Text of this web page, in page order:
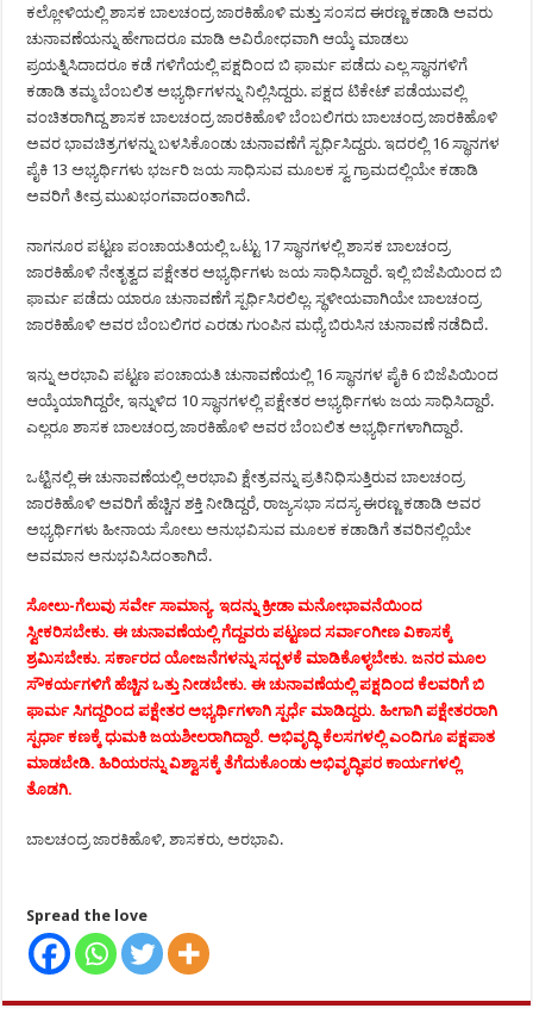
ಕಲ್ಲೋಳಿಯಲ್ಲಿ ಶಾಸಕ ಬಾಲಚಂದ್ರ ಜಾರಕಿಹೊಳಿ ಮತ್ತು ಸಂಸದ ಈರಣ್ಣ ಕಡಾಡಿ ಅವರು
ಚುನಾವಣೆಯನ್ನು ಹೇಗಾದರೂ ಮಾಡಿ ಅವಿರೋಧವಾಗಿ ಆಯ್ಕೆ ಮಾಡಲು
ಪ್ರಯತ್ನಿಸಿದಾದರೂ ಕಡೆ ಗಳಿಗೆಯಲ್ಲಿ ಪಕ್ಷದಿಂದ ಬಿ ಫಾರ್ಮ ಪಡೆದು ಎಲ್ಲ ಸ್ಥಾನಗಳಿಗೆ
ಕಡಾಡಿ ತಮ್ಮ ಬೆಂಬಲಿತ ಅಭ್ಯರ್ಥಿಗಳನ್ನು ನಿಲ್ಲಿಸಿದ್ದರು. ಪಕ್ಷದ ಟಿಕೇಟ್ ಪಡೆಯುವಲ್ಲಿ
ವಂಚಿತರಾಗಿದ್ದ ಶಾಸಕ ಬಾಲಚಂದ್ರ ಜಾರಕಿಹೊಳಿ ಬೆಂಬಲಿಗರು ಬಾಲಚಂದ್ರ ಜಾರಕಿಹೊಳಿ
ಅವರ ಭಾವಚಿತ್ರಗಳನ್ನು ಬಳಸಿಕೊಂಡು ಚುನಾವಣೆಗೆ ಸ್ಪರ್ಧಿಸಿದ್ದರು. ಇದರಲ್ಲಿ 16 ಸ್ಥಾನಗಳ
ಪೈಕಿ 13 ಅಭ್ಯರ್ಥಿಗಳು ಭರ್ಜರಿ ಜಯ ಸಾಧಿಸುವ ಮೂಲಕ ಸ್ವ ಗ್ರಾಮದಲ್ಲಿಯೇ ಕಡಾಡಿ
ಅವರಿಗೆ ತೀವ್ರ ಮುಖಭಂಗವಾದoತಾಗಿದೆ.
ನಾಗನೂರ ಪಟ್ಟಣ ಪಂಚಾಯತಿಯಲ್ಲಿ ಒಟ್ಟು 17 ಸ್ಥಾನಗಳಲ್ಲಿ ಶಾಸಕ ಬಾಲಚಂದ್ರ
ಜಾರಕಿಹೊಳಿ ನೇತೃತ್ವದ ಪಕ್ಷೇತರ ಅಭ್ಯರ್ಥಿಗಳು ಜಯ ಸಾಧಿಸಿದ್ದಾರೆ. ಇಲ್ಲಿ ಬಿಜೆಪಿಯಿಂದ ಬಿ
ಫಾರ್ಮ ಪಡೆದು ಯಾರೂ ಚುನಾವಣೆಗೆ ಸ್ಪರ್ಧಿಸಿರಲಿಲ್ಲ. ಸ್ಥಳೀಯವಾಗಿಯೇ ಬಾಲಚಂದ್ರ
ಜಾರಕಿಹೊಳಿ ಅವರ ಬೆಂಬಲಿಗರ ಎರಡು ಗುಂಪಿನ ಮಧ್ಯೆ ಬಿರುಸಿನ ಚುನಾವಣೆ ನಡೆದಿದೆ.
ಇನ್ನು ಅರಭಾವಿ ಪಟ್ಟಣ ಪಂಚಾಯತಿ ಚುನಾವಣೆಯಲ್ಲಿ 16 ಸ್ಥಾನಗಳ ಪೈಕಿ 6 ಬಿಜೆಪಿಯಿಂದ
ಆಯ್ಕೆಯಾಗಿದ್ದರೇ, ಇನ್ನುಳಿದ 10 ಸ್ಥಾನಗಳಲ್ಲಿ ಪಕ್ಷೇತರ ಅಭ್ಯರ್ಥಿಗಳು ಜಯ ಸಾಧಿಸಿದ್ದಾರೆ.
ಎಲ್ಲರೂ ಶಾಸಕ ಬಾಲಚಂದ್ರ ಜಾರಕಿಹೊಳಿ ಅವರ ಬೆಂಬಲಿತ ಅಭ್ಯರ್ಥಿಗಳಾಗಿದ್ದಾರೆ.
ಒಟ್ಟಿನಲ್ಲಿ ಈ ಚುನಾವಣೆಯಲ್ಲಿ ಅರಭಾವಿ ಕ್ಷೇತ್ರವನ್ನು ಪ್ರತಿನಿಧಿಸುತ್ತಿರುವ ಬಾಲಚಂದ್ರ
ಜಾರಕಿಹೊಳಿ ಅವರಿಗೆ ಹೆಚ್ಚಿನ ಶಕ್ತಿ ನೀಡಿದ್ದರೆ, ರಾಜ್ಯಸಭಾ ಸದಸ್ಯ ಈರಣ್ಣ ಕಡಾಡಿ ಅವರ
ಅಭ್ಯರ್ಥಿಗಳು ಹೀನಾಯ ಸೋಲು ಅನುಭವಿಸುವ ಮೂಲಕ ಕಡಾಡಿಗೆ ತವರಿನಲ್ಲಿಯೇ
ಅವಮಾನ ಅನುಭವಿಸಿದಂತಾಗಿದೆ.
ಸೋಲು-ಗೆಲುವು ಸರ್ವೇ ಸಾಮಾನ್ಯ. ಇದನ್ನು ಕ್ರೀಡಾ ಮನೋಭಾವನೆಯಿಂದ
ಸ್ವೀಕರಿಸಬೇಕು. ಈ ಚುನಾವಣೆಯಲ್ಲಿ ಗೆದ್ದವರು ಪಟ್ಟಣದ ಸರ್ವಾಂಗೀಣ ವಿಕಾಸಕ್ಕೆ
ಶ್ರಮಿಸಬೇಕು. ಸರ್ಕಾರದ ಯೋಜನೆಗಳನ್ನು ಸದ್ಬಳಕೆ ಮಾಡಿಕೊಳ್ಳಬೇಕು. ಜನರ ಮೂಲ
ಸೌಕರ್ಯಗಳಿಗೆ ಹೆಚ್ಚಿನ ಒತ್ತು ನೀಡಬೇಕು. ಈ ಚುನಾವಣೆಯಲ್ಲಿ ಪಕ್ಷದಿಂದ ಕೆಲವರಿಗೆ ಬಿ
ಫಾರ್ಮ ಸಿಗದ್ದರಿಂದ ಪಕ್ಷೇತರ ಅಭ್ಯರ್ಥಿಗಳಾಗಿ ಸ್ಪರ್ಧೆ ಮಾಡಿದ್ದರು. ಹೀಗಾಗಿ ಪಕ್ಷೇತರರಾಗಿ
ಸ್ಪರ್ಧಾ ಕಣಕ್ಕೆ ಧುಮಕಿ ಜಯಶೀಲರಾಗಿದ್ದಾರೆ. ಅಭಿವೃದ್ಧಿ ಕೆಲಸಗಳಲ್ಲಿ ಎಂದಿಗೂ ಪಕ್ಷಪಾತ
ಮಾಡಬೇಡಿ. ಹಿರಿಯರನ್ನು ವಿಶ್ವಾಸಕ್ಕೆ ತೆಗೆದುಕೊಂಡು ಅಭಿವೃದ್ಧಿಪರ ಕಾರ್ಯಗಳಲ್ಲಿ
ತೊಡಗಿ.
ಬಾಲಚಂದ್ರ ಜಾರಕಿಹೊಳಿ, ಶಾಸಕರು, ಅರಭಾವಿ.
Spread the love